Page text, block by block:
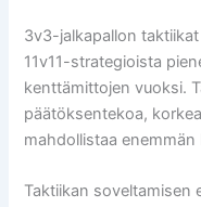
3v3-jalkapallon
11v11-strategioista
kenttämittojen vuoksi.
päätöksentekoa,
mahdollistaa
Taktiikan soveltamisen